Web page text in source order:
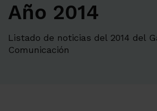
Año 2014
Listado de noticias del 2014 del
Comunicación